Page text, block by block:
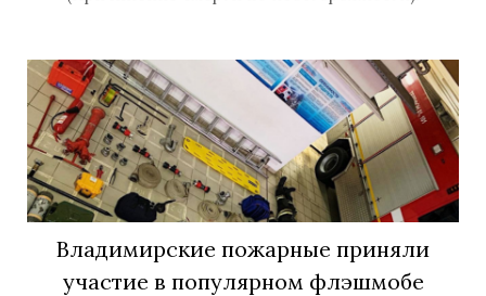
Владимирские пожарные приняли
участие в популярном флэшмобе